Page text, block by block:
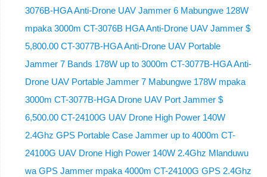
3076B-HGA Anti-Drone UAV Jammer 6 Mabungwe 128W
mpaka 3000m CT-3076B HGA Anti-Drone UAV Jammer $
5,800.00 CT-3077B-HGA Anti-Drone UAV Portable
Jammer 7 Bands 178W up to 3000m CT-3077B-HGA Anti-
Drone UAV Portable Jammer 7 Mabungwe 178W mpaka
3000m CT-3077B-HGA Drone UAV Port Jammer $
6,500.00 CT-24100G UAV Drone High Power 140W
2.4Ghz GPS Portable Case Jammer up to 4000m CT-
24100G UAV Drone High Power 140W 2.4Ghz Mlanduwu
wa GPS Jammer mpaka 4000m CT-24100G GPS 2.4Ghz